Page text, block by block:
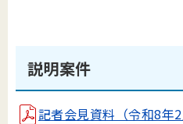
説明案件
記者会見資料（令和8